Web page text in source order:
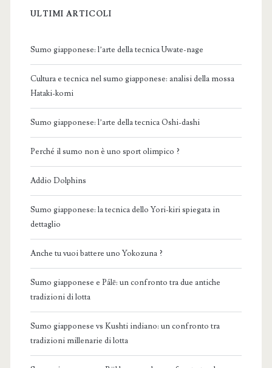
ULTIMI ARTICOLI
Sumo giapponese: l’arte della tecnica Uwate-nage
Cultura e tecnica nel sumo giapponese: analisi della mossa
Hataki-komi
Sumo giapponese: l’arte della tecnica Oshi-dashi
Perché il sumo non è uno sport olimpico ?
Addio Dolphins
Sumo giapponese: la tecnica dello Yori-kiri spiegata in
dettaglio
Anche tu vuoi battere uno Yokozuna ?
Sumo giapponese e Pálē: un confronto tra due antiche
tradizioni di lotta
Sumo giapponese vs Kushti indiano: un confronto tra
tradizioni millenarie di lotta